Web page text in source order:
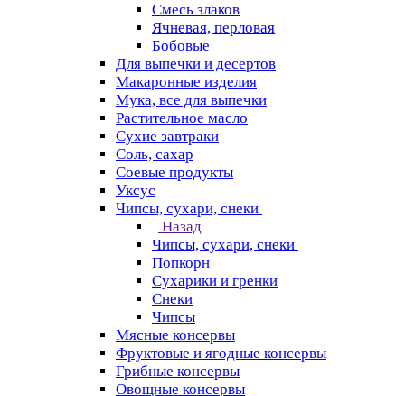
Смесь злаков
Ячневая, перловая
Бобовые
Для выпечки и десертов
Макаронные изделия
Мука, все для выпечки
Растительное масло
Сухие завтраки
Соль, сахар
Соевые продукты
Уксус
Чипсы, сухари, снеки
Назад
Чипсы, сухари, снеки
Попкорн
Сухарики и гренки
Снеки
Чипсы
Мясные консервы
Фруктовые и ягодные консервы
Грибные консервы
Овощные консервы